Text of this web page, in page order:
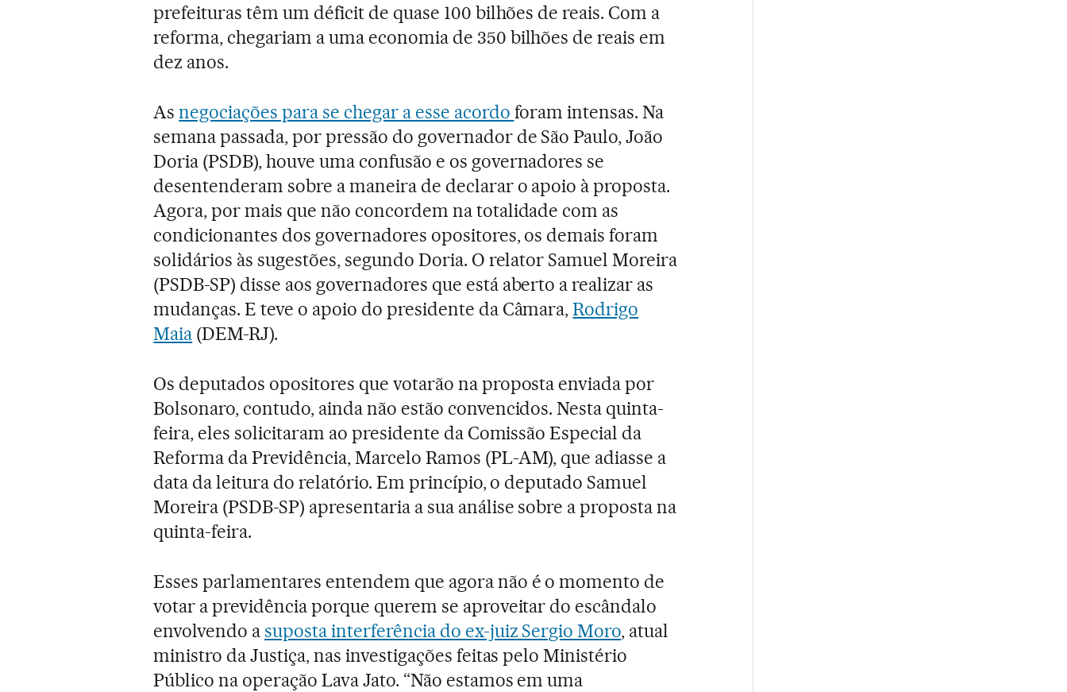
prefeituras têm um déficit de quase 100 bilhões de reais. Com a
reforma, chegariam a uma economia de 350 bilhões de reais em
dez anos.
Asnegociações para se chegar a esse acordo foram intensas. Na
semana passada, por pressão do governador de São Paulo, João
Doria (PSDB), houve uma confusão e os governadores se
desentenderam sobre a maneira de declarar o apoio à proposta.
Agora, por mais que não concordem na totalidade com as
condicionantes dos governadores opositores, os demais foram
solidários às sugestões, segundo Doria. O relator Samuel Moreira
(PSDB-SP) disse aos governadores que está aberto a realizar as
mudanças. E teve o apoio do presidente da Câmara,Rodrigo
Maia (DEM-RJ).
Os deputados opositores que votarão na proposta enviada por
Bolsonaro, contudo, ainda não estão convencidos. Nesta quinta-
feira, eles solicitaram ao presidente da Comissão Especial da
Reforma da Previdência, Marcelo Ramos (PL-AM), que adiasse a
data da leitura do relatório. Em princípio, o deputado Samuel
Moreira (PSDB-SP) apresentaria a sua análise sobre a proposta na
quinta-feira.
Esses parlamentares entendem que agora não é o momento de
votar a previdência porque querem se aproveitar do escândalo
envolvendo asuposta interferência do ex-juiz Sergio Moro, atual
ministro da Justiça, nas investigações feitas pelo Ministério
Público na operação Lava Jato. “Não estamos em uma